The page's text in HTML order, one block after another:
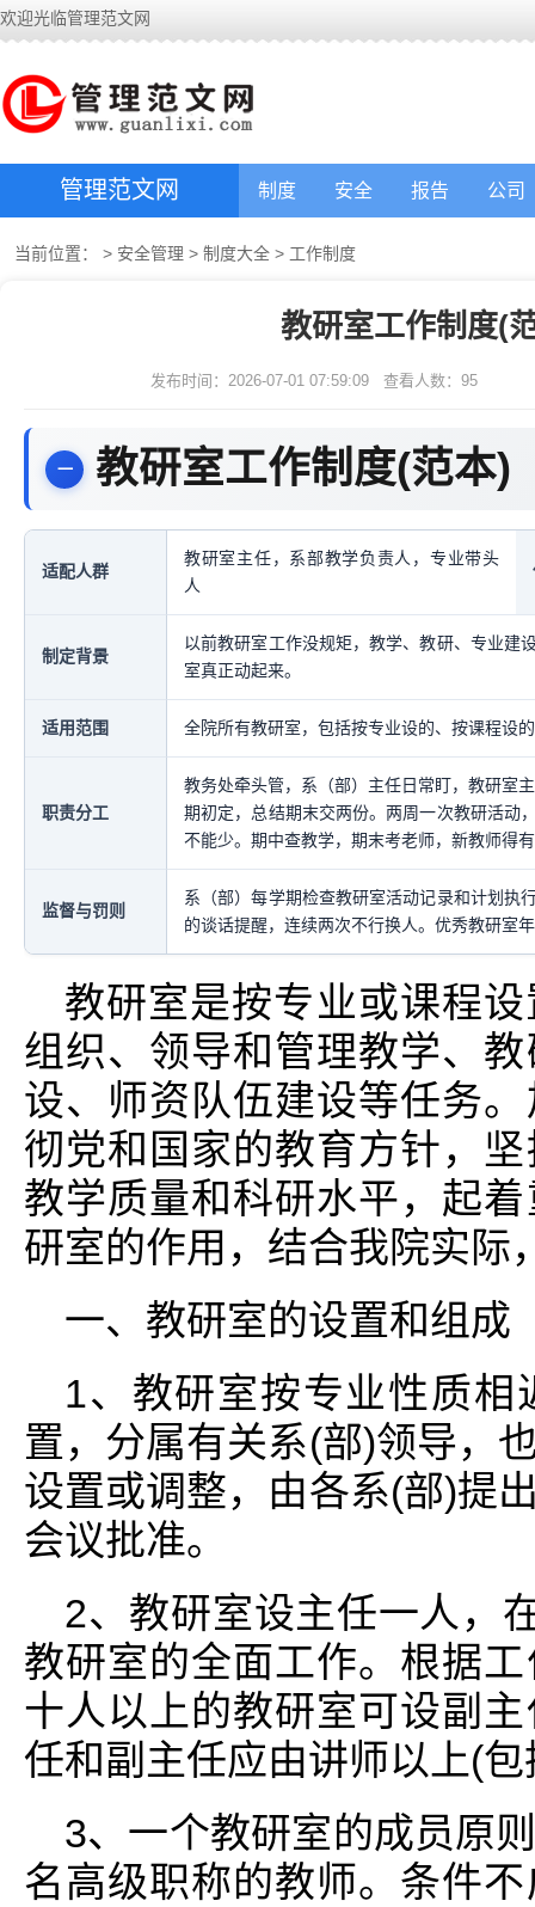
欢迎光临管理范文网
管理范文网 制度 安全 报告 公司
当前位置： > 安全管理 > 制度大全 > 工作制度
教研室工作制度(
发布时间：2026-07-01 07:59:09 查看人数： 95
教研室工作制度(范本)
适配人群
教研室主任，系部教学负责人，专业带头
人
制定背景
以前教研室工作没规矩，教学、教研、专业建
室真正动起来。
适用范围 全院所有教研室，包括按专业设的、按课程设
职责分工
教务处牵头管，系（部）主任日常盯，教研室
期初定，总结期末交两份。两周一次教研活动
不能少。期中查教学，期末考老师，新教师得
监督与罚则
系（部）每学期检查教研室活动记录和计划执
的谈话提醒，连续两次不行换人。优秀教研室
教研室是按专业或课程
组织、领导和管理教学、
设、师资队伍建设等任务
彻党和国家的教育方针，
教学质量和科研水平，起
研室的作用，结合我院实际
一、教研室的设置和组成
1、教研室按专业性质
置，分属有关系(部)领导，
设置或调整，由各系(部)提
会议批准。
2、教研室设主任一人，
教研室的全面工作。根据
十人以上的教研室可设副
任和副主任应由讲师以上(
3、一个教研室的成员原
名高级职称的教师。条件